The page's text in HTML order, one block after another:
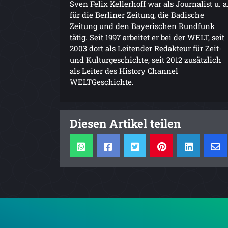
Sven Felix Kellerhoff war als Journalist u.
für die Berliner Zeitung, die Badische
Zeitung und den Bayerischen Rundfunk
tätig. Seit 1997 arbeitet er bei der WELT, seit
2003 dort als Leitender Redakteur für Zeit-
und Kulturgeschichte, seit 2012 zusätzlich
als Leiter des History Channel
WELTGeschichte.
Diesen Artikel teilen